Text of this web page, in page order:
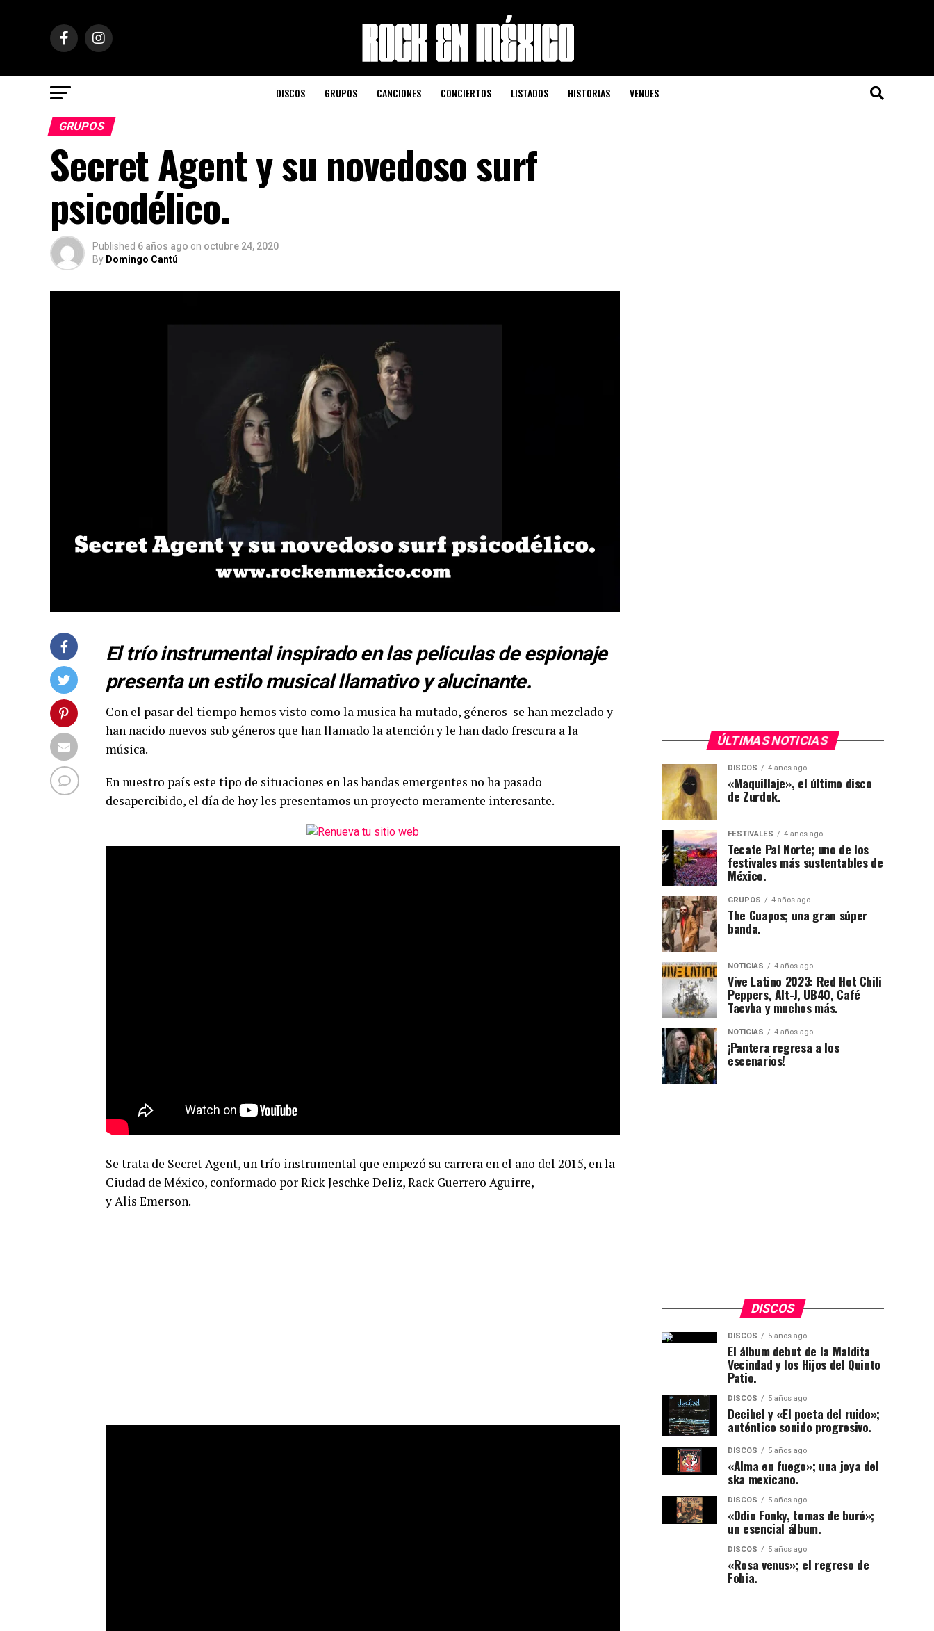
DISCOS GRUPOS CANCIONES CONCIERTOS LISTADOS HISTORIAS VENUES
GRUPOS
Secret Agent y su novedoso surf
psicodélico.
Published 6 años ago on octubre 24, 2020
By Domingo Cantú
El trío instrumental inspirado en las peliculas de espionaje
presenta un estilo musical llamativo y alucinante.
Con el pasar del tiempo hemos visto como la musica ha mutado, géneros se han mezclado y
han nacido nuevos sub géneros que han llamado la atención y le han dado frescura a la
música.
En nuestro país este tipo de situaciones en las bandas emergentes no ha pasado
desapercibido, el día de hoy les presentamos un proyecto meramente interesante.
Se trata de Secret Agent, un trío instrumental que empezó su carrera en el año del 2015, en la
Ciudad de México, conformado por Rick Jeschke Deliz, Rack Guerrero Aguirre,
y Alis Emerson.
ÚLTIMAS NOTICIAS
DISCOS 4 años ago
«Maquillaje», el último disco
de Zurdok.
FESTIVALES 4 años ago
Tecate Pal Norte; uno de los
festivales más sustentables de
México.
GRUPOS 4 años ago
The Guapos; una gran súper
banda.
NOTICIAS 4 años ago
Vive Latino 2023: Red Hot Chili
Peppers, Alt-J, UB40, Café
Tacvba y muchos más.
NOTICIAS 4 años ago
¡Pantera regresa a los
escenarios!
DISCOS
DISCOS 5 años ago
El álbum debut de la Maldita
Vecindad y los Hijos del Quinto
Patio.
DISCOS 5 años ago
Decibel y «El poeta del ruido»;
auténtico sonido progresivo.
DISCOS 5 años ago
«Alma en fuego»; una joya del
ska mexicano.
DISCOS 5 años ago
«Odio Fonky, tomas de buró»;
un esencial álbum.
DISCOS 5 años ago
«Rosa venus»; el regreso de
Fobia.